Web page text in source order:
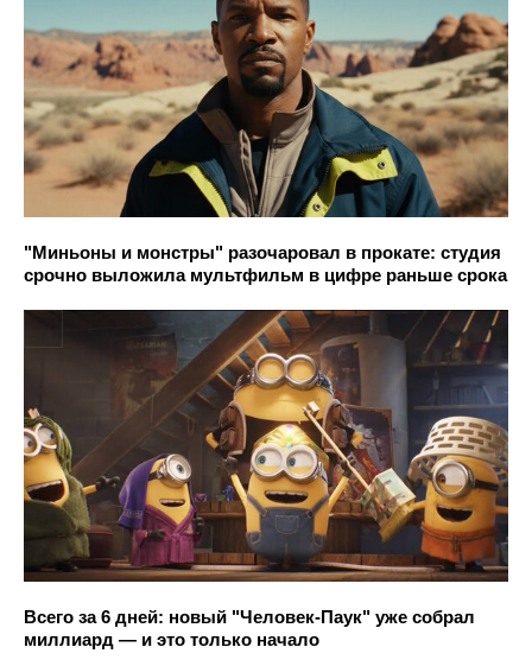
"Миньоны и монстры" разочаровал в прокате: студия
срочно выложила мультфильм в цифре раньше срока
Всего за 6 дней: новый "Человек-Паук" уже собрал
миллиард — и это только начало